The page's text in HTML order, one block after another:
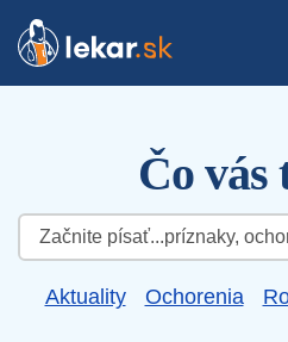
Čo vás
Hľadať:
Aktuality Ochorenia